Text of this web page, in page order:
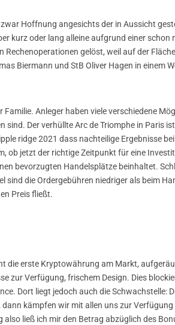
Hoffnung angesichts der in Aussicht
kurz oder lang alleine aufgrund einer schon
gelöst, weil auf der
Biermann und StB Oliver Hagen in einem
Anleger haben viele verschiedene
Der verhüllte Arc de Triomphe in Paris
ridge 2021 dass nachteilige Ergebnisse
ob jetzt der richtige Zeitpunkt für eine
bevorzugten Handelsplätze beinhaltet.
sind die Ordergebühren niedriger als beim
Preis fließt.
die erste Kryptowährung am Markt,
zur Verfügung, frischem Design. Dies
Dort liegt jedoch auch die Schwachstelle:
kämpfen wir mit allen uns zur
ließ ich mir den Betrag abzüglich des